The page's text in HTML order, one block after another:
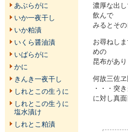
濃厚な出
飲んで
みるとその
お尋ねし
めの
昆布があ
何故三佐
・・・突
に対し真
あぶらがに
いか一夜干し
いか粕漬
いくら醤油漬
いばらがに
かに
きんき一夜干し
しれとこの生うに
しれとこの生うに
塩水漬け
しれとこ粕漬